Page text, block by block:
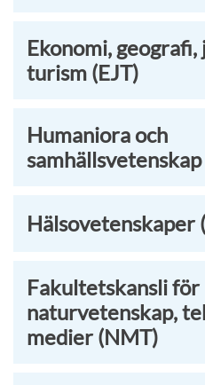
Ekonomi,
turism (EJT)
Humaniora och
Hälsovetenskaper
Fakultetskansli för
naturvetenskap,
medier (NMT)